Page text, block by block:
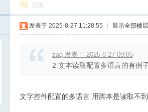
回复
发表于 2025-8-27 11:28:55 显示全部楼层
zaq 发表于 2025-8-27 09:05
2 文本读取配置多语言的有例
文字控件配置的多语言 用脚本是读取不